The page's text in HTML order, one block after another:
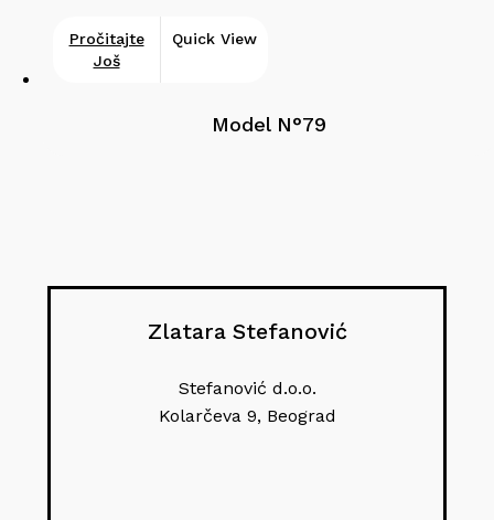
Pročitajte
Još
Quick View
Model N°79
Zlatara Stefanović
Stefanović d.o.o.
Kolarčeva 9, Beograd